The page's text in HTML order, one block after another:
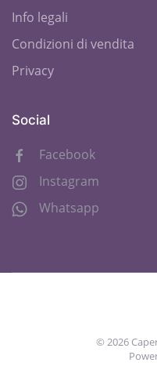
Info legali
Condizioni di vendita
Privacy
Social
Facebook
Instagram
Whatsapp
© 2026